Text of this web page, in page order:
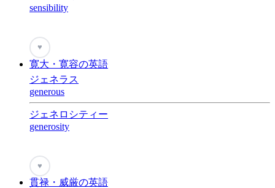
sensibility
♥
寛大・寛容の英語
ジェネラス
generous
ジェネロシティー
generosity
♥
貫禄・威厳の英語